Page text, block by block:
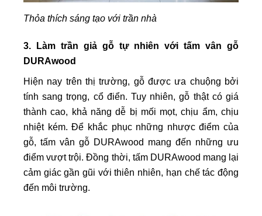
Thỏa thích sáng tạo với trần nhà
3. Làm trần giả gỗ tự nhiên với tấm vân gỗ
DURAwood
Hiện nay trên thị trường, gỗ được ưa chuộng bởi
tính sang trọng, cổ điển. Tuy nhiên, gỗ thật có giá
thành cao, khả năng dễ bị mối mọt, chịu ẩm, chịu
nhiệt kém. Để khắc phục những nhược điểm của
gỗ, tấm vân gỗ DURAwood mang đến những ưu
điểm vượt trội. Đồng thời, tấm DURAwood mang lại
cảm giác gần gũi với thiên nhiên, hạn chế tác động
đến môi trường.